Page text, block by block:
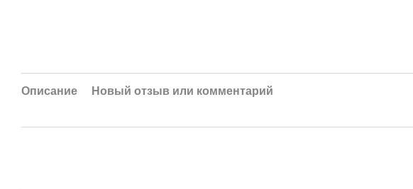
Описание Новый отзыв или комментарий